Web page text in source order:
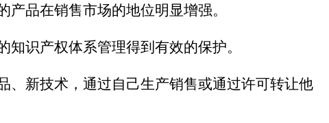
品在销售市场的地位明显增强。
识产权体系管理得到有效的保护。
、新技术，通过自己生产销售或通过许可转让他